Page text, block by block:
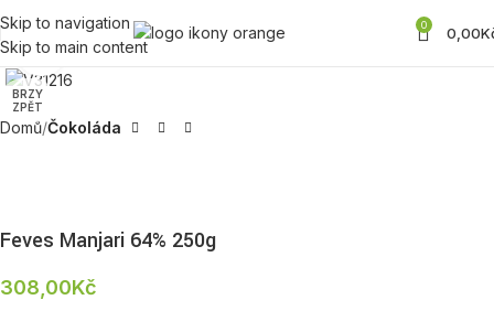
Skip to navigation
Skip to main content
0 0,00
BRZY
ZPĚT
Zobrazit produktovou fotku
Domů Čokoláda
Feves Manjari 64% 250g
308,00Kč